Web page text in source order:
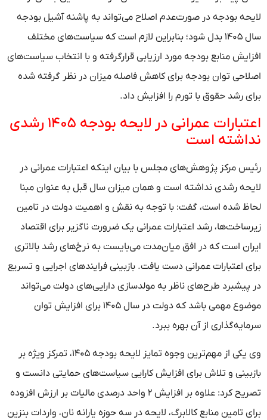
لایحه بودجه در صورت‌عدم اصلاح می‌تواند به پاشنه آشیل بودجه
سال ۱۴۰۵ بدل شود؛ بنابراین لازم است که سیاست‌های مختلف
افزایش منابع بودجه مورد ارزیابی قرارگرفته و با انتخاب سیاست‌های
اصلاحی توان بودجه برای کاهش فاصله میزان در نظر گرفته شده
برای رشد حقوق با تورم را افزایش داد.
اعتبارات عمرانی در لایحه بودجه ۱۴۰۵ رشدی
نداشته است
رئیس مرکز پژوهش‌های مجلس با بیان اینکه اعتبارات عمرانی در
لایحه رشدی نداشته است و همان میزان سال قبل به عنوان مبنا
لحاظ شده است، گفت: با توجه به نقش و اهمیت دولت در تامین
زیرساخت‌ها، رشد اعتبارات عمرانی یک ضرورت ناگزیر برای اقتصاد
ایران است که در افق میان‌مدت می‌بایست به نرخ‌های رشد بالاتری
برای اعتبارات عمرانی دست یافت. بازبینی فرایند‌های اجرایی و تسریع
در پیشبرد طرح‌های ناظر به مولدسازی دارایی‌های دولت می‌تواند
موضوع مهمی باشد که دولت در سال ۱۴۰۵ برای افزایش توان
سرمایه‌گذاری از آن بهره ببرد.
وی یکی از مهم‌ترین وجوه تمایز لایحه بودجه ۱۴۰۵، تمرکز ویژه بر
بازبینی و تلاش برای افزایش کارایی سیاست‌های حمایتی دانست و
تصریح کرد: علاوه بر افزایش ۲ واحد درصدی مالیات بر ارزش افزوده
برای تامین منابع کالابرگ، لایحه در سه حوزه یارانه نان، واردات بنزین